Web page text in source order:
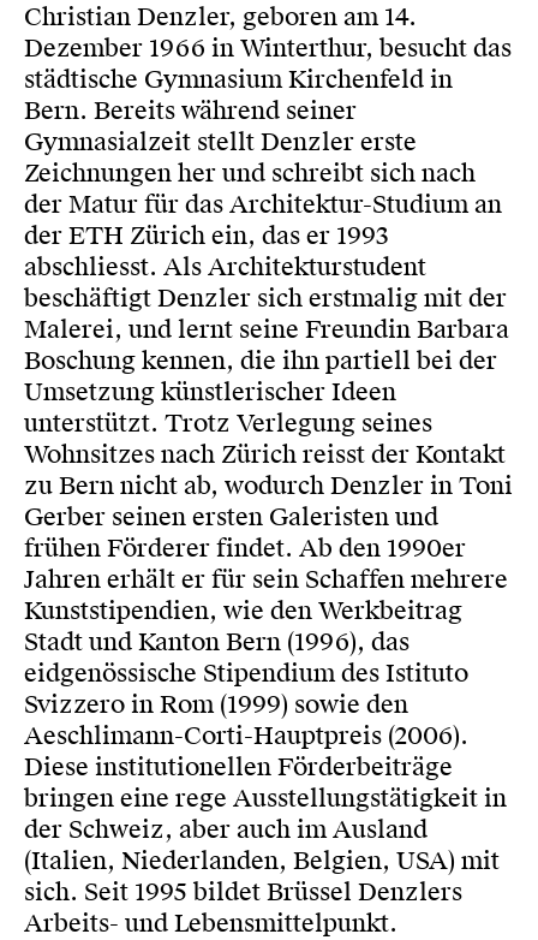
Christian Denzler, geboren am 14.
Dezember 1966 in Winterthur, besucht das
städtische Gymnasium Kirchenfeld in
Bern. Bereits während seiner
Gymnasialzeit stellt Denzler erste
Zeichnungen her und schreibt sich nach
der Matur für das Architektur-Studium an
der ETH Zürich ein, das er 1993
abschliesst. Als Architekturstudent
beschäftigt Denzler sich erstmalig mit der
Malerei, und lernt seine Freundin Barbara
Boschung kennen, die ihn partiell bei der
Umsetzung künstlerischer Ideen
unterstützt. Trotz Verlegung seines
Wohnsitzes nach Zürich reisst der Kontakt
zu Bern nicht ab, wodurch Denzler in Toni
Gerber seinen ersten Galeristen und
frühen Förderer findet. Ab den 1990er
Jahren erhält er für sein Schaffen mehrere
Kunststipendien, wie den Werkbeitrag
Stadt und Kanton Bern (1996), das
eidgenössische Stipendium des Istituto
Svizzero in Rom (1999) sowie den
Aeschlimann-Corti-Hauptpreis (2006).
Diese institutionellen Förderbeiträge
bringen eine rege Ausstellungstätigkeit in
der Schweiz, aber auch im Ausland
(Italien, Niederlanden, Belgien, USA) mit
sich. Seit 1995 bildet Brüssel Denzlers
Arbeits- und Lebensmittelpunkt.